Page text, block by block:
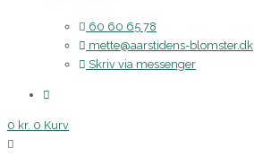
60 60 65 78
mette@aarstidens-blomster.dk
Skriv via messenger
0 kr. 0 Kurv